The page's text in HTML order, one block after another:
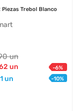
Trebol Blanco
un
un -6%
un -10%